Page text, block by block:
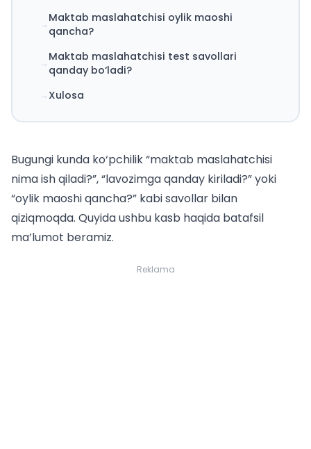
Maktab maslahatchisi oylik maoshi
qancha?
Maktab maslahatchisi test savollari
qanday bo‘ladi?
Xulosa
Bugungi kunda ko‘pchilik “maktab maslahatchisi
nima ish qiladi?”, “lavozimga qanday kiriladi?” yoki
“oylik maoshi qancha?” kabi savollar bilan
qiziqmoqda. Quyida ushbu kasb haqida batafsil
ma’lumot beramiz.
Reklama